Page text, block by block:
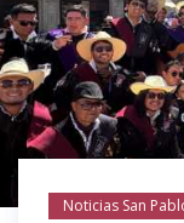
Noticias San